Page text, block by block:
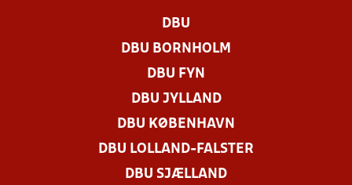
DBU
DBU BORNHOLM
DBU FYN
DBU JYLLAND
DBU KØBENHAVN
DBU LOLLAND-FALSTER
DBU SJÆLLAND